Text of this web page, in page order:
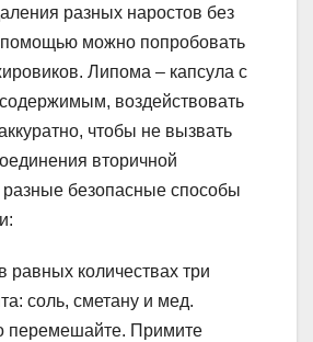
разных наростов без
можно попробовать
Липома – капсула с
воздействовать
чтобы не вызвать
вторичной
безопасные способы
равных количествах три
соль, сметану и мед.
перемешайте. Примите